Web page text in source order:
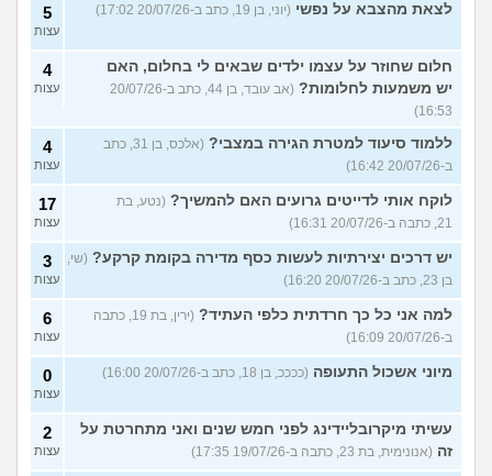
לצאת מהצבא על נפשי (יוני, בן 19, כתב ב-20/07/26 17:02) 5
עצות
חלום שחוזר על עצמו ילדים שבאים לי בחלום, האם
יש משמעות לחלומות?
(אב עובד, בן 44, כתב ב-20/07/26
16:53)
4
עצות
ללמוד סיעוד למטרת הגירה במצבי?
(אלכס, בן 31, כתב
ב-20/07/26 16:42)
4
עצות
לוקח אותי לדייטים גרועים האם להמשיך? (נטע, בת
21, כתבה ב-20/07/26 16:31)
17
עצות
יש דרכים יצירתיות לעשות כסף מדירה בקומת קרקע? (שי,
בן 23, כתב ב-20/07/26 16:20)
3
עצות
למה אני כל כך חרדתית כלפי העתיד?
(ירין, בת 19, כתבה
ב-20/07/26 16:09)
6
עצות
מיוני אשכול התעופה (ככככ, בן 18, כתב ב-20/07/26 16:00) 0
עצות
עשיתי מיקרובליידינג לפני חמש שנים ואני מתחרטת על
זה (אנונימית, בת 23, כתבה ב-19/07/26 17:35)
2
עצות